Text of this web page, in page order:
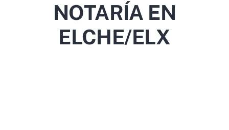
NOTARÍA EN
ELCHE/ELX